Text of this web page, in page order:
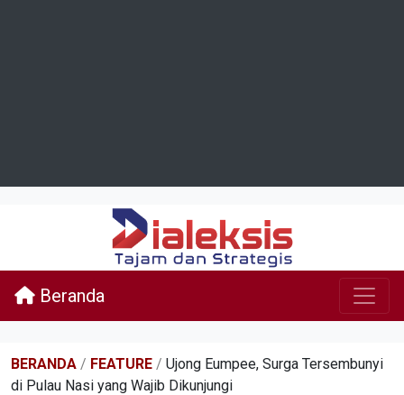
Beranda
BERANDA / FEATURE / Ujong Eumpee, Surga Tersembunyi
di Pulau Nasi yang Wajib Dikunjungi